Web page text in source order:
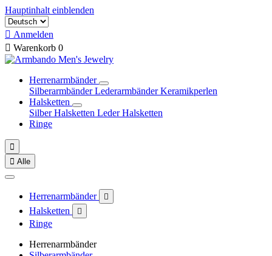
Hauptinhalt einblenden
 Anmelden
 Warenkorb 0
Herrenarmbänder
SilberarmbänderLederarmbänderKeramikperlen
Halsketten
Silber Halsketten Leder Halsketten
Ringe

 Alle
Herrenarmbänder 
Halsketten 
Ringe
Herrenarmbänder